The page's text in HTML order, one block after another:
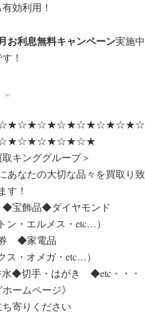
効利用！
お利息無料キャンペーン実施中
！
キンググループ＞
あなたの大切な品々を買取り致
す！
宝飾品◆ダイヤモンド
・エルメス・etc…）
◆家電品
・オメガ・etc…）
切手・はがき ◆etc・・・
ームページ》
寄りください